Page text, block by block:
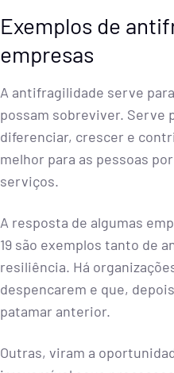
Exemplos de
empresas
A antifragilidade serve
possam sobreviver. Serve
diferenciar, crescer e
melhor para as pessoas
serviços.
A resposta de algumas
19 são exemplos tanto de
resiliência. Há
despencarem e que,
patamar anterior.
Outras, viram a